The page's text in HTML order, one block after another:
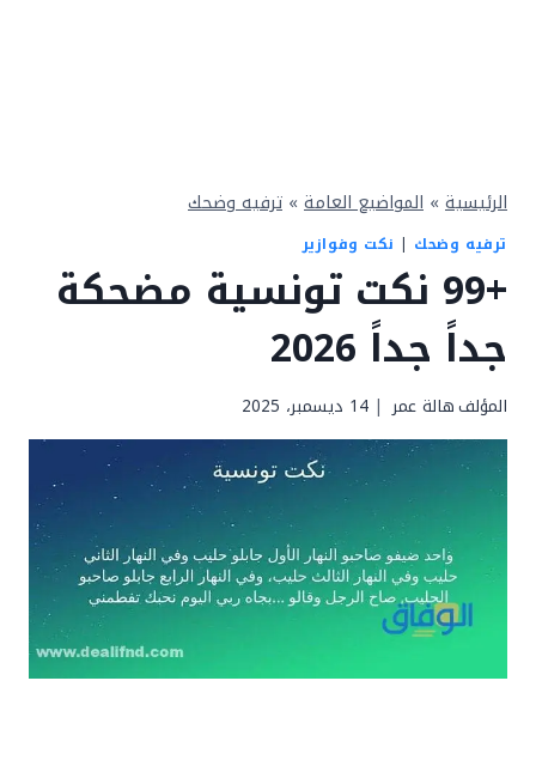
الرئيسية » المواضيع العامة » ترفيه وضحك
ترفيه وضحك | نكت وفوازير
+99 نكت تونسية مضحكة
جداً جداً 2026
المؤلفهالة عمر 14 ديسمبر، 2025